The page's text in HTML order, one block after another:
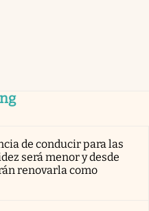
de conducir para las
será menor y desde
renovarla como